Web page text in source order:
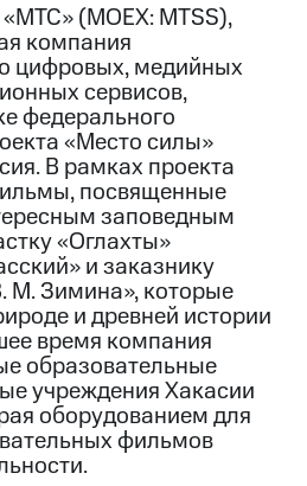
(MOEX: MTSS),
компания
цифровых, медийных
сервисов,
федерального
«Место силы»
В рамках проекта
посвященные
заповедным
«Оглахты»
и заказнику
Зимина», которые
и древней истории
время компания
образовательные
учреждения Хакасии
оборудованием для
фильмов